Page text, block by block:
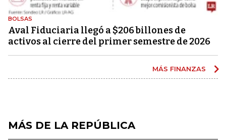
BOLSAS
Aval Fiduciaria llegó a $206 billones de
activos al cierre del primer semestre de 2026
MÁS FINANZAS
MÁS DE LA REPÚBLICA